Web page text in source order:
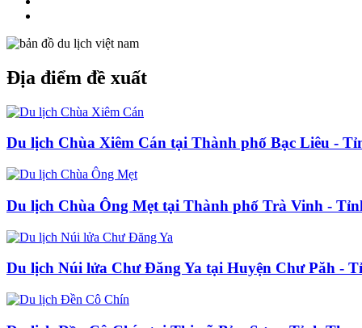
Địa điểm đề xuất
Du lịch Chùa Xiêm Cán tại Thành phố Bạc Liêu -
Du lịch Chùa Ông Mẹt tại Thành phố Trà Vinh -
Du lịch Núi lửa Chư Đăng Ya tại Huyện Chư Păh -